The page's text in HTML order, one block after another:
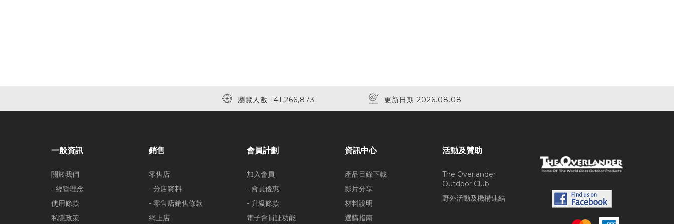
瀏覽人數 141,266,873 更新日期 2026.08.08
一般資訊
關於我們
- 經營理念
使用條款
私隱政策
銷售
零售店
- 分店資料
- 零售店銷售條款
網上店
會員計劃
加入會員
- 會員優惠
- 升級條款
電子會員証功能
資訊中心
產品目錄下載
影片分享
材料說明
選購指南
活動及贊助
The Overlander
Outdoor Club
野外活動及機構連結